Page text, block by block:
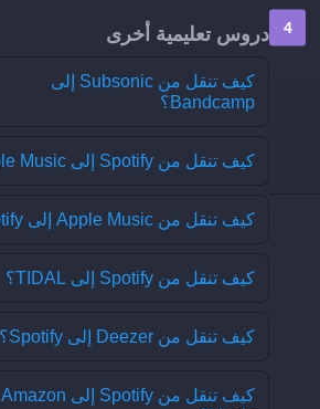
دروس تعليمية أخرى
كيف تنقل من Subsonic إلى
Bandcamp؟
كيف تنقل من Spotify إلى Apple Music؟
كيف تنقل من Apple Music إلى Spotify؟
كيف تنقل من Spotify إلى TIDAL؟
كيف تنقل من Deezer إلى Spotify؟
كيف تنقل من Spotify إلى Amazon